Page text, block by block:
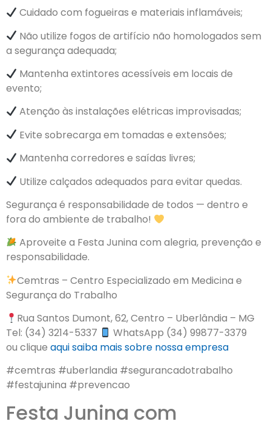
Cuidado com fogueiras e materiais inflamáveis;
Não utilize fogos de artifício não homologados sem
a segurança adequada;
Mantenha extintores acessíveis em locais de
evento;
Atenção às instalações elétricas improvisadas;
Evite sobrecarga em tomadas e extensões;
Mantenha corredores e saídas livres;
Utilize calçados adequados para evitar quedas.
Segurança é responsabilidade de todos — dentro e
fora do ambiente de trabalho!
Aproveite a Festa Junina com alegria, prevenção e
responsabilidade.
Cemtras – Centro Especializado em Medicina e
Segurança do Trabalho
Rua Santos Dumont, 62, Centro – Uberlândia – MG
Tel: (34) 3214-5337
WhatsApp (34) 99877-3379
ou clique aquisaiba mais sobre nossa empresa
#cemtras #uberlandia #segurancadotrabalho
#festajunina #prevencao
Festa Junina com